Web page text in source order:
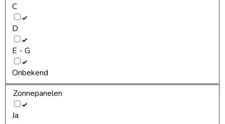
C
D
E - G
Onbekend
Zonnepanelen
Ja